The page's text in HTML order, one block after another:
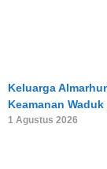
Keluarga
Keamanan
1 Agustus 2026